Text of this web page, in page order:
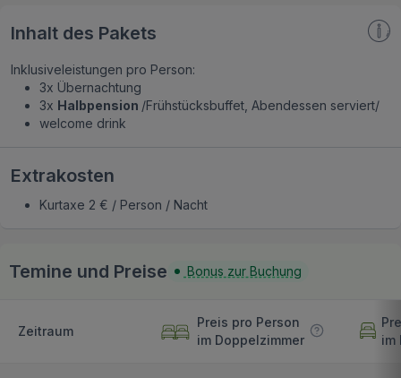
Inhalt des Pakets
Inklusiveleistungen pro Person:
3x Übernachtung
3x Halbpension /Frühstücksbuffet, Abendessen serviert/
welcome drink
Extrakosten
Kurtaxe 2 € / Person / Nacht
Temine und Preise Bonus zur Buchung
Zeitraum
Preis pro Person
im Doppelzimmer
im